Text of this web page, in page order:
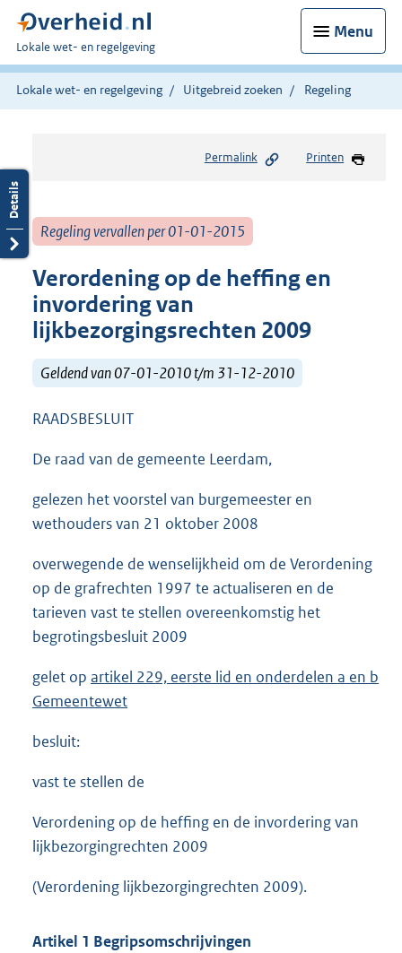
Menu
U
bent
hier:
Lokale wet- en regelgeving
Lokale wet- en regelgeving Uitgebreid zoeken Regeling
Permalink Printen
Regeling vervallen per 01-01-2015
Verordening op de heffing en
invordering van
lijkbezorgingsrechten 2009
Geldend van 07-01-2010 t/m 31-12-2010
RAADSBESLUIT
De raad van de gemeente Leerdam,
gelezen het voorstel van burgemeester en
wethouders van 21 oktober 2008
overwegende de wenselijkheid om de Verordening
op de grafrechten 1997 te actualiseren en de
tarieven vast te stellen overeenkomstig het
begrotingsbesluit 2009
gelet op artikel 229, eerste lid en onderdelen a en b
Gemeentewet
besluit:
vast te stellen de
Verordening op de heffing en de invordering van
lijkbezorgingrechten 2009
(Verordening lijkbezorgingrechten 2009).
Artikel 1 Begripsomschrijvingen